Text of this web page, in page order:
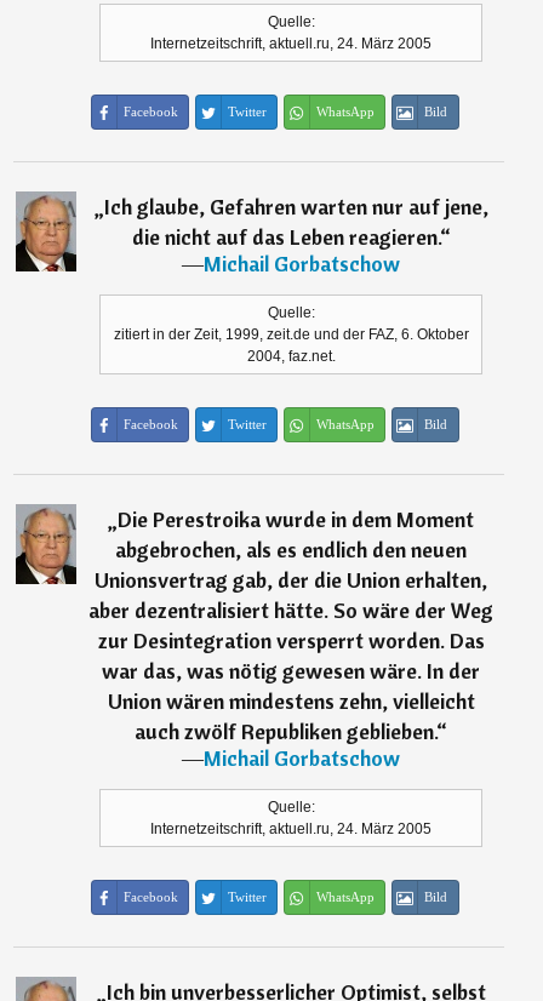
Quelle:
Internetzeitschrift, aktuell.ru, 24. März 2005
Facebook Twitter WhatsApp Bild
„Ich glaube, Gefahren warten nur auf jene,
die nicht auf das Leben reagieren.“
―Michail Gorbatschow
Quelle:
zitiert in der Zeit, 1999, zeit.de und der FAZ, 6. Oktober
2004, faz.net.
Facebook Twitter WhatsApp Bild
„Die Perestroika wurde in dem Moment
abgebrochen, als es endlich den neuen
Unionsvertrag gab, der die Union erhalten,
aber dezentralisiert hätte. So wäre der Weg
zur Desintegration versperrt worden. Das
war das, was nötig gewesen wäre. In der
Union wären mindestens zehn, vielleicht
auch zwölf Republiken geblieben.“
―Michail Gorbatschow
Quelle:
Internetzeitschrift, aktuell.ru, 24. März 2005
Facebook Twitter WhatsApp Bild
„Ich bin unverbesserlicher Optimist, selbst